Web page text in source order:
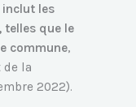
inclut les
telles que le
commune,
de la
2022).